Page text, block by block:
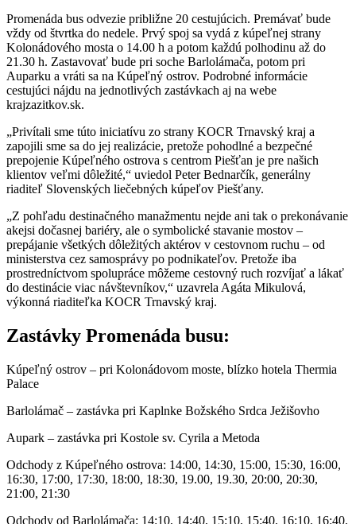
Promenáda bus odvezie približne 20 cestujúcich. Premávať bude
vždy od štvrtka do nedele. Prvý spoj sa vydá z kúpeľnej strany
Kolonádového mosta o 14.00 h a potom každú polhodinu až do
21.30 h. Zastavovať bude pri soche Barlolámača, potom pri
Auparku a vráti sa na Kúpeľný ostrov. Podrobné informácie
cestujúci nájdu na jednotlivých zastávkach aj na webe
krajzazitkov.sk.
„Privítali sme túto iniciatívu zo strany KOCR Trnavský kraj a
zapojili sme sa do jej realizácie, pretože pohodlné a bezpečné
prepojenie Kúpeľného ostrova s centrom Piešťan je pre našich
klientov veľmi dôležité,“ uviedol Peter Bednarčík, generálny
riaditeľ Slovenských liečebných kúpeľov Piešťany.
„Z pohľadu destinačného manažmentu nejde ani tak o prekonávanie
akejsi dočasnej bariéry, ale o symbolické stavanie mostov –
prepájanie všetkých dôležitých aktérov v cestovnom ruchu – od
ministerstva cez samosprávy po podnikateľov. Pretože iba
prostredníctvom spolupráce môžeme cestovný ruch rozvíjať a lákať
do destinácie viac návštevníkov,“ uzavrela Agáta Mikulová,
výkonná riaditeľka KOCR Trnavský kraj.
Zastávky Promenáda busu:
Kúpeľný ostrov – pri Kolonádovom moste, blízko hotela Thermia
Palace
Barlolámač – zastávka pri Kaplnke Božského Srdca Ježišovho
Aupark – zastávka pri Kostole sv. Cyrila a Metoda
Odchody z Kúpeľného ostrova: 14:00, 14:30, 15:00, 15:30, 16:00,
16:30, 17:00, 17:30, 18:00, 18:30, 19.00, 19.30, 20:00, 20:30,
21:00, 21:30
Odchody od Barlolámača: 14:10, 14:40, 15:10, 15:40, 16:10, 16:40,